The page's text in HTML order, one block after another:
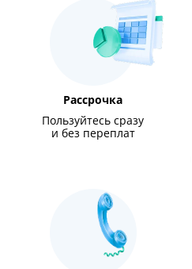
Рассрочка
Пользуйтесь сразу
и без переплат